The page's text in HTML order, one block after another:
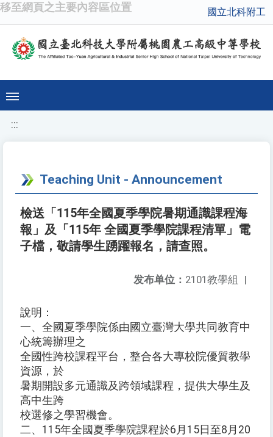
移至網頁之主要內容區位置 國立北科附工
:::
Teaching Unit - Announcement
檢送「115年全國夏季學院暑期通識課程海
報」及「115年 全國夏季學院課程清單」電
子檔，敬請學生踴躍報名，請查照。
发布单位： 2101教學組 |
說明：
一、全國夏季學院係由國立臺灣大學共同教育中
心統籌辦理之
全國性跨校課程平台，整合各大專校院優質教學
資源，於
暑期開設多元通識及跨領域課程，提供大學生及
高中生跨
校選修之學習機會。
二、115年全國夏季學院課程於6月15日至8月20